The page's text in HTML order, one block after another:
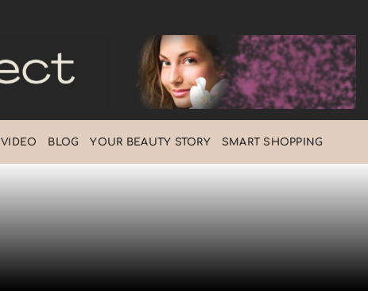
VIDEO BLOG ΥOUR BEAUTY STORY SMART SHOPPING